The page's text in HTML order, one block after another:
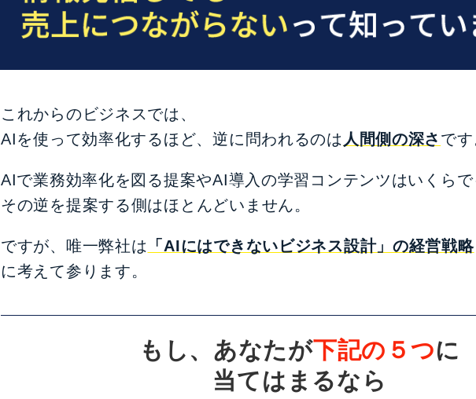
これからのビジネスでは、
AIを使って効率化するほど、逆に問われるのは 人間側の深さ で
AIで業務効率化を図る提案やAI導入の学習コンテンツはいくら
その逆を提案する側はほとんどいません。
ですが、唯一弊社は 「AIにはできないビジネス設計」の経営戦略
に考えて参ります。
もし、あなたが下記の５つに
当てはまるなら